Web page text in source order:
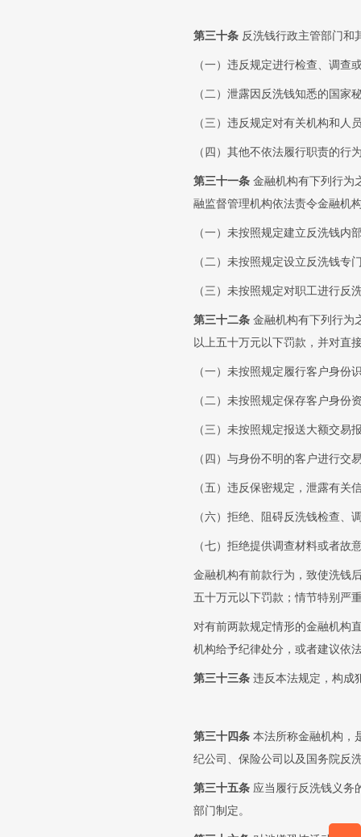
第三十条 反洗钱行政主管部门和
（一）违反规定进行检查、调查
（二）泄露因反洗钱知悉的国家
（三）违反规定对有关机构和人
（四）其他不依法履行职责的行
第三十一条 金融机构有下列行为
融监督管理机构依法责令金融机
（一）未按照规定建立反洗钱内
（二）未按照规定设立反洗钱专
（三）未按照规定对职工进行反
第三十二条 金融机构有下列行为
以上五十万元以下罚款，并对直
（一）未按照规定履行客户身份
（二）未按照规定保存客户身份
（三）未按照规定报送大额交易
（四）与身份不明的客户进行交
（五）违反保密规定，泄露有关
（六）拒绝、阻碍反洗钱检查、
（七）拒绝提供调查材料或者故
金融机构有前款行为，致使洗钱
五十万元以下罚款；情节特别严
对有前两款规定情形的金融机构
机构给予纪律处分，或者建议依
第三十三条 违反本法规定，构成
第三十四条 本法所称金融机构，
纪公司、保险公司以及国务院反
第三十五条 应当履行反洗钱义务
部门制定。